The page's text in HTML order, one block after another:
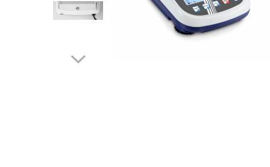
Cantare de banc
Cantare de numarare
Cantare pentru paleti